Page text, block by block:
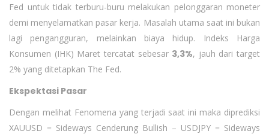
Fed untuk tidak terburu-buru melakukan pelonggaran moneter
demi menyelamatkan pasar kerja. Masalah utama saat ini bukan
lagi pengangguran, melainkan biaya hidup. Indeks Harga
Konsumen (IHK) Maret tercatat sebesar 3,3%, jauh dari target
2% yang ditetapkan The Fed.
Ekspektasi Pasar
Dengan melihat Fenomena yang terjadi saat ini maka diprediksi
XAUUSD = Sideways Cenderung Bullish – USDJPY = Sideways